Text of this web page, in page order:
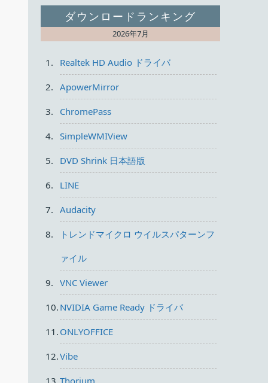
ダウンロードランキング
2026年7月
Realtek HD Audio ドライバ
ApowerMirror
ChromePass
SimpleWMIView
DVD Shrink 日本語版
LINE
Audacity
トレンドマイクロ ウイルスパターンフ
ァイル
VNC Viewer
NVIDIA Game Ready ドライバ
ONLYOFFICE
Vibe